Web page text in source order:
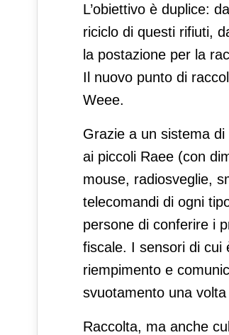
L’obiettivo è duplice:
riciclo di questi rifiuti,
la postazione per la
Il nuovo punto di
Weee.
Grazie a un sistema
ai piccoli Raee (con
mouse, radiosveglie,
telecomandi di ogni
persone di conferire i
fiscale. I sensori di cui
riempimento e
svuotamento una
Raccolta, ma anche